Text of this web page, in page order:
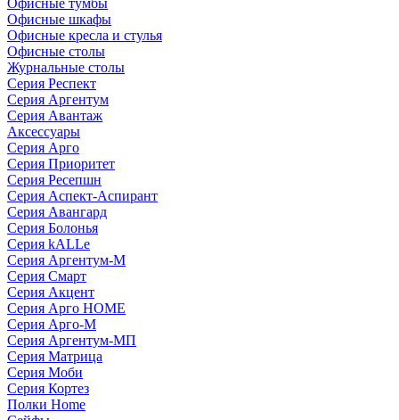
Офисные тумбы
Офисные шкафы
Офисные кресла и стулья
Офисные столы
Журнальные столы
Серия Респект
Серия Аргентум
Серия Авантаж
Аксессуары
Серия Арго
Серия Приоритет
Серия Ресепшн
Серия Аспект-Аспирант
Серия Авангард
Серия Болонья
Серия kALLe
Серия Аргентум-М
Серия Смарт
Серия Акцент
Серия Арго HOME
Серия Арго-М
Серия Аргентум-МП
Серия Матрица
Серия Моби
Серия Кортез
Полки Home